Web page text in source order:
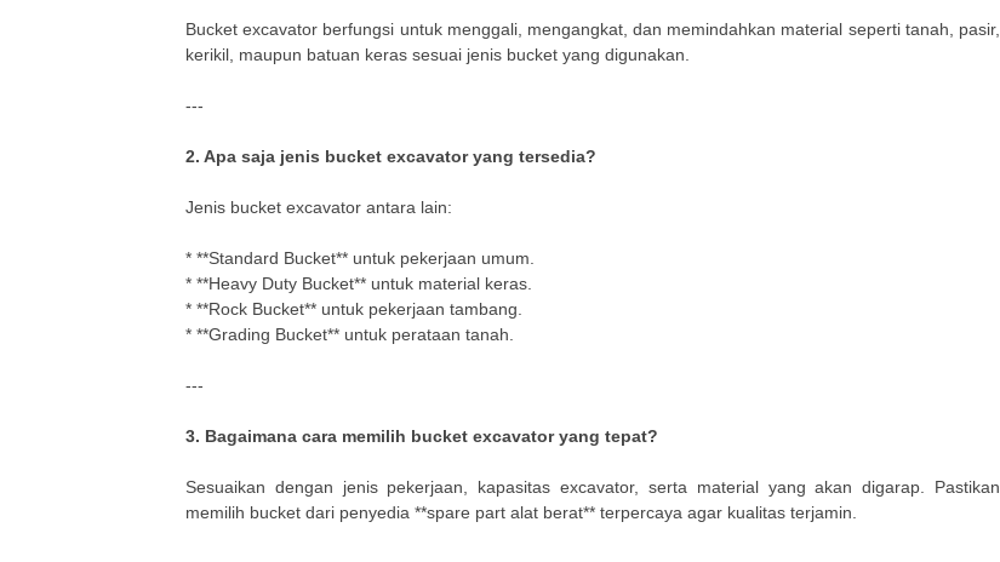
Bucket excavator berfungsi untuk menggali, mengangkat, dan memindahkan material seperti tanah, pasir,
kerikil, maupun batuan keras sesuai jenis bucket yang digunakan.
---
2. Apa saja jenis bucket excavator yang tersedia?
Jenis bucket excavator antara lain:
* **Standard Bucket** untuk pekerjaan umum.
* **Heavy Duty Bucket** untuk material keras.
* **Rock Bucket** untuk pekerjaan tambang.
* **Grading Bucket** untuk perataan tanah.
---
3. Bagaimana cara memilih bucket excavator yang tepat?
Sesuaikan dengan jenis pekerjaan, kapasitas excavator, serta material yang akan digarap. Pastikan
memilih bucket dari penyedia **spare part alat berat** terpercaya agar kualitas terjamin.